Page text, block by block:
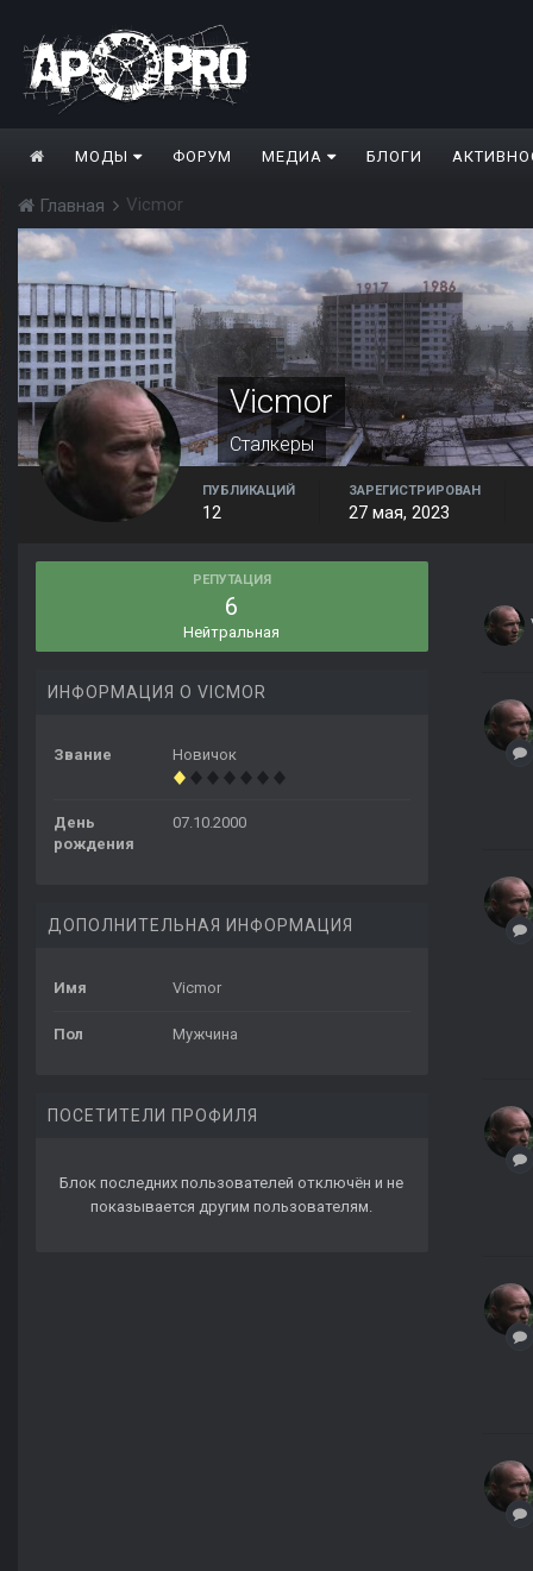
МОДЫ ФОРУМ МЕДИА БЛОГИ
Главная Vicmor
Vicmor
Сталкеры
ПУБЛИКАЦИЙ
12
ЗАРЕГИСТРИРОВАН
27 мая, 2023
РЕПУТАЦИЯ
6
Нейтральная
ИНФОРМАЦИЯ О VICMOR
Звание Новичок
День
рождения
07.10.2000
ДОПОЛНИТЕЛЬНАЯ ИНФОРМАЦИЯ
Имя Vicmor
Пол Мужчина
ПОСЕТИТЕЛИ ПРОФИЛЯ
Блок последних пользователей отключён и не
показывается другим пользователям.